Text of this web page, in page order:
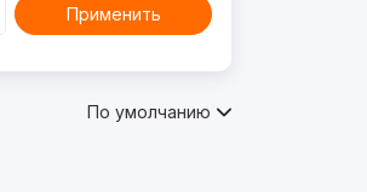
Применить
По умолчанию